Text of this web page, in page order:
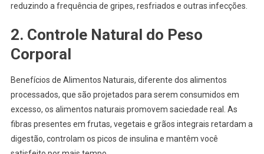
reduzindo a frequência de gripes, resfriados e outras infecções.
2. Controle Natural do Peso
Corporal
Benefícios de Alimentos Naturais, diferente dos alimentos
processados, que são projetados para serem consumidos em
excesso, os alimentos naturais promovem saciedade real. As
fibras presentes em frutas, vegetais e grãos integrais retardam a
digestão, controlam os picos de insulina e mantêm você